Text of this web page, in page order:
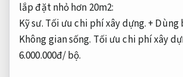
lắp đặt nhỏ hơn 20m2:
Kỹ sư. Tối ưu chi phí xây dựng. + Dùng
Không gian sống. Tối ưu chi phí xây
6.000.000đ/ bộ.